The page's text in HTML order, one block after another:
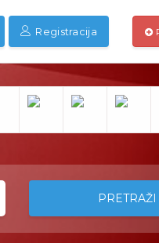
Registracija
PRETRAŽI